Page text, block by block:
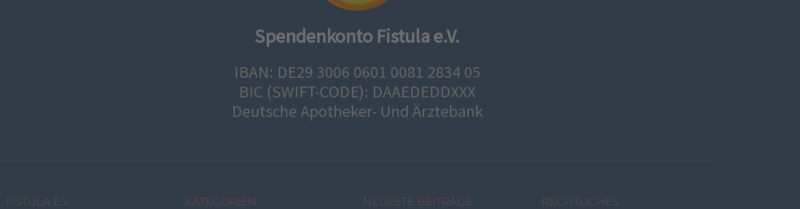
Spendenkonto Fistula e.V.
IBAN: DE29 3006 0601 0081 2834 05
BIC (SWIFT-CODE): DAAEDEDDXXX
Deutsche Apotheker- Und Ärztebank
FISTULA E.V. KATEGORIEN NEUESTE BEITRÄGE RECHTLICHES